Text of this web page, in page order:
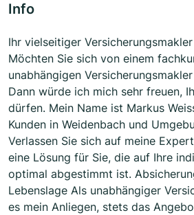
Info
Ihr vielseitiger
Möchten Sie sich von einem
unabhängigen
Dann würde ich mich sehr freuen,
dürfen. Mein Name ist Markus
Kunden in Weidenbach und
Verlassen Sie sich auf meine
eine Lösung für Sie, die auf Ihre
optimal abgestimmt ist.
Lebenslage Als unabhängiger
es mein Anliegen, stets das